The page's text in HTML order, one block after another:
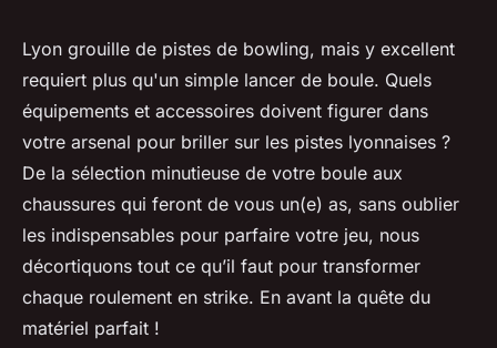
Faire du bowling à lyon : les
équipements et accessoires
que vous devrez avoir
Clémence•30 juin 2024•3 min de lecture
Lyon grouille de pistes de bowling, mais y excellent
requiert plus qu'un simple lancer de boule. Quels
équipements et accessoires doivent figurer dans
votre arsenal pour briller sur les pistes lyonnaises ?
De la sélection minutieuse de votre boule aux
chaussures qui feront de vous un(e) as, sans oublier
les indispensables pour parfaire votre jeu, nous
décortiquons tout ce qu’il faut pour transformer
chaque roulement en strike. En avant la quête du
matériel parfait !